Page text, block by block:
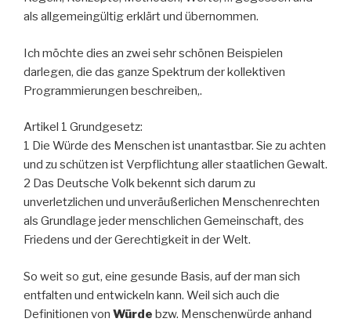
als allgemeingültig erklärt und übernommen.
Ich möchte dies an zwei sehr schönen Beispielen
darlegen, die das ganze Spektrum der kollektiven
Programmierungen beschreiben,.
Artikel 1 Grundgesetz:
1 Die Würde des Menschen ist unantastbar. Sie zu achten
und zu schützen ist Verpflichtung aller staatlichen Gewalt.
2 Das Deutsche Volk bekennt sich darum zu
unverletzlichen und unveräußerlichen Menschenrechten
als Grundlage jeder menschlichen Gemeinschaft, des
Friedens und der Gerechtigkeit in der Welt.
So weit so gut, eine gesunde Basis, auf der man sich
entfalten und entwickeln kann. Weil sich auch die
Definitionen von Würde bzw. Menschenwürde anhand